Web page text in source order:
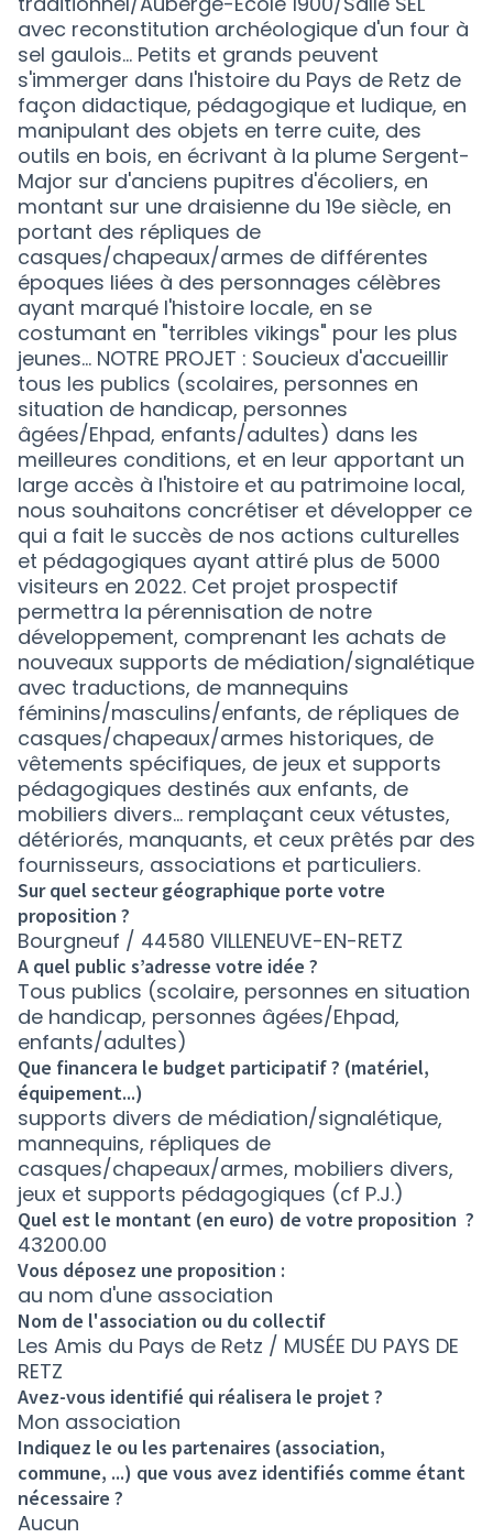
avec reconstitution archéologique d'un four à
sel gaulois... Petits et grands peuvent
s'immerger dans l'histoire du Pays de Retz de
façon didactique, pédagogique et ludique, en
manipulant des objets en terre cuite, des
outils en bois, en écrivant à la plume Sergent-
Major sur d'anciens pupitres d'écoliers, en
montant sur une draisienne du 19e siècle, en
portant des répliques de
casques/chapeaux/armes de différentes
époques liées à des personnages célèbres
ayant marqué l'histoire locale, en se
costumant en "terribles vikings" pour les plus
jeunes... NOTRE PROJET : Soucieux d'accueillir
tous les publics (scolaires, personnes en
situation de handicap, personnes
âgées/Ehpad, enfants/adultes) dans les
meilleures conditions, et en leur apportant un
large accès à l'histoire et au patrimoine local,
nous souhaitons concrétiser et développer ce
qui a fait le succès de nos actions culturelles
et pédagogiques ayant attiré plus de 5000
visiteurs en 2022. Cet projet prospectif
permettra la pérennisation de notre
développement, comprenant les achats de
nouveaux supports de médiation/signalétique
avec traductions, de mannequins
féminins/masculins/enfants, de répliques de
casques/chapeaux/armes historiques, de
vêtements spécifiques, de jeux et supports
pédagogiques destinés aux enfants, de
mobiliers divers... remplaçant ceux vétustes,
détériorés, manquants, et ceux prêtés par des
fournisseurs, associations et particuliers.
Sur quel secteur géographique porte votre
proposition ?
Bourgneuf / 44580 VILLENEUVE-EN-RETZ
A quel public s’adresse votre idée ?
Tous publics (scolaire, personnes en situation
de handicap, personnes âgées/Ehpad,
enfants/adultes)
Que financera le budget participatif ? (matériel,
équipement...)
supports divers de médiation/signalétique,
mannequins, répliques de
casques/chapeaux/armes, mobiliers divers,
jeux et supports pédagogiques (cf P.J.)
Quel est le montant (en euro) de votre proposition ?
43200.00
Vous déposez une proposition :
au nom d'une association
Nom de l'association ou du collectif
Les Amis du Pays de Retz / MUSÉE DU PAYS DE
RETZ
Avez-vous identifié qui réalisera le projet ?
Mon association
Indiquez le ou les partenaires (association,
commune, ...) que vous avez identifiés comme étant
nécessaire ?
Aucun